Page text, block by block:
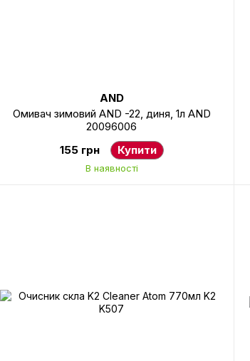
AND
Омивач зимовий AND -22, диня, 1л AND
20096006
155 грн
Купити
В наявності